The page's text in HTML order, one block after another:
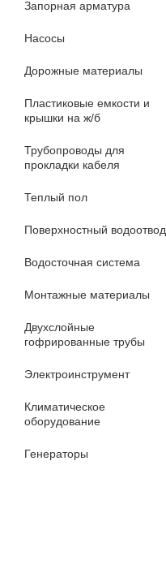
Запорная арматура
Насосы
Дорожные материалы
Пластиковые емкости и
крышки на ж/б
Трубопроводы для
прокладки кабеля
Теплый пол
Поверхностный водоотвод
Водосточная система
Монтажные материалы
Двухслойные
гофрированные трубы
Электроинструмент
Климатическое
оборудование
Генераторы